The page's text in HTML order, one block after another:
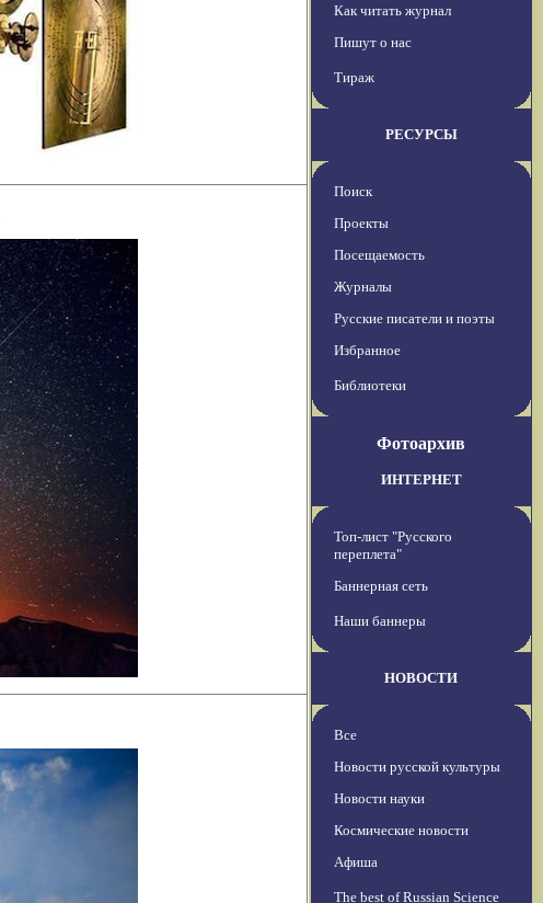
Как читать журнал
Пишут о нас
Тираж
РЕСУРСЫ
Поиск
Проекты
Посещаемость
Журналы
Русские писатели и поэты
Избранное
Библиотеки
Фотоархив
ИНТЕРНЕТ
Топ-лист "Русского
переплета"
Баннерная сеть
Наши баннеры
НОВОСТИ
Все
Новости русской культуры
Новости науки
Космические новости
Афиша
The best of Russian Science